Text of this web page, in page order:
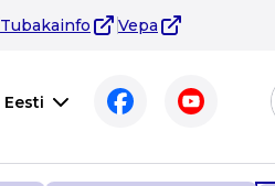
Tubakainfo Vepa
Eesti